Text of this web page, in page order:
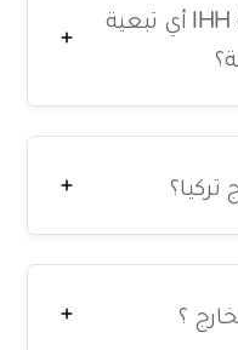
هل لهيئة الإغاثة الإنسانية IHH أي تبعية
؟